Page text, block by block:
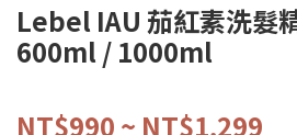
Lebel IAU 茄紅素洗髮
600ml / 1000ml
NT$990 ~ NT$1,299